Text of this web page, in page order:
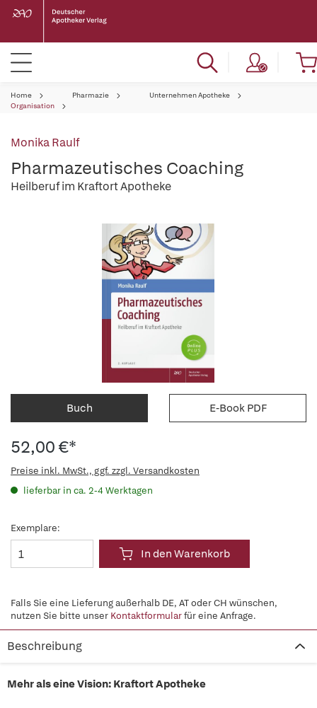
Home Pharmazie
Unternehmen Apotheke
Organisation
Monika Raulf
Pharmazeutisches Coaching
Heilberuf im Kraftort Apotheke
Buch E-Book PDF
52,00 €*
Preise inkl. MwSt., ggf. zzgl. Versandkosten
lieferbar in ca. 2-4 Werktagen
Exemplare:
In den Warenkorb
Falls Sie eine Lieferung außerhalb DE, AT oder CH wünschen,
nutzen Sie bitte unser Kontaktformularfür eine Anfrage.
Beschreibung
Mehr als eine Vision: Kraftort Apotheke